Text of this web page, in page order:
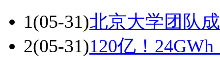
1(05-31)北京大学团队
2(05-31)120亿！